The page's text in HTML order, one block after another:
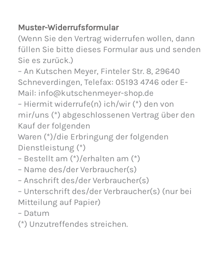
Muster-Widerrufsformular
(Wenn Sie den Vertrag widerrufen wollen, dann
füllen Sie bitte dieses Formular aus und senden
Sie es zurück.)
– An Kutschen Meyer, Finteler Str. 8, 29640
Schneverdingen, Telefax: 05193 4746 oder E-
Mail: info@kutschenmeyer-shop.de
– Hiermit widerrufe(n) ich/wir (*) den von
mir/uns (*) abgeschlossenen Vertrag über den
Kauf der folgenden
Waren (*)/die Erbringung der folgenden
Dienstleistung (*)
– Bestellt am (*)/erhalten am (*)
– Name des/der Verbraucher(s)
– Anschrift des/der Verbraucher(s)
– Unterschrift des/der Verbraucher(s) (nur bei
Mitteilung auf Papier)
– Datum
(*) Unzutreffendes streichen.